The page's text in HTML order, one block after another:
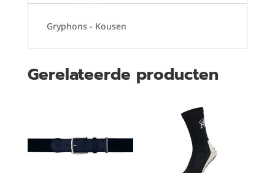
Gryphons - Kousen
Gerelateerde producten